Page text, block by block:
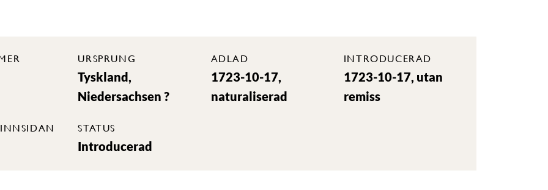
URSPRUNG
Tyskland,
Niedersachsen ?
ADLAD
1723-10-17,
naturaliserad
INTRODUCERAD
1723-10-17, utan
remiss
STATUS
Introducerad